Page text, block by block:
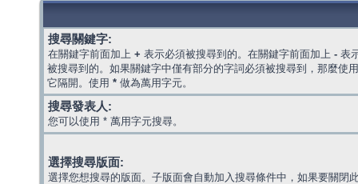
搜尋關鍵字:
在關鍵字前面加上 + 表示必須被搜尋到的。在關鍵字前面加上 - 表
被搜尋到的。如果關鍵字中僅有部分的字詞必須被搜尋到，那麼使
它隔開。使用 * 做為萬用字元。
搜尋發表人:
您可以使用 * 萬用字元搜尋。
選擇搜尋版面:
選擇您想搜尋的版面。子版面會自動加入搜尋條件中，如果要關閉